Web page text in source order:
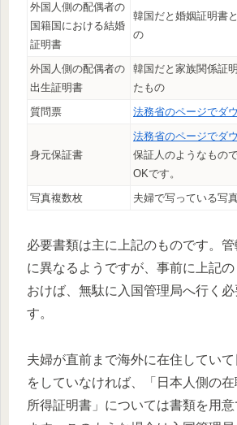
外国人側の配偶者の
国籍国における結婚
証明書
韓国だと婚姻証明書
の
外国人側の配偶者の
出生証明書
韓国だと家族関係証
たもの
質問票
法務省のページでダ
身元保証書
法務省のページでダ
保証人のようなもの
OKです。
写真複数枚
夫婦で写っている写
必要書類は主に上記のものです。
に異なるようですが、事前に上記
おけば、無駄に入国管理局へ行く必
す。
夫婦が直前まで海外に在住してい
をしていなければ、「日本人側の
所得証明書」については書類を用